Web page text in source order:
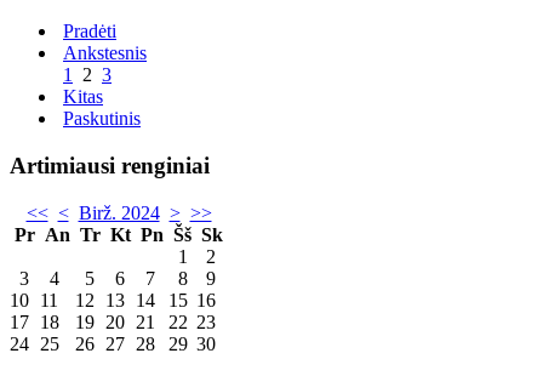
Pradėti
Ankstesnis
1
2 3
Kitas
Paskutinis
Artimiausi renginiai
<< < Birž. 2024 > >>
Pr An Tr Kt Pn Šš Sk
1
2
3
4 5 6 7 8
9
10 11 12 13 14 15 16
17 18 19 20 21 22 23
24 25 26 27 28 29 30